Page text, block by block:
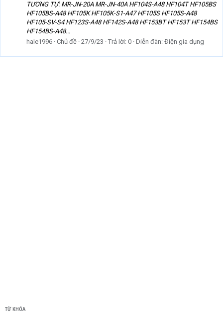
TƯƠNG TỰ: MR-JN-20A MR-JN-40A HF104S-A48 HF104T HF105BS
HF105BS-A48 HF105K HF105K-S1-A47 HF105S HF105S-A48
HF105-SV-S4 HF123S-A48 HF142S-A48 HF153BT HF153T HF154BS
HF154BS-A48...
hale1996 Chủ đề 27/9/23 Trả lời: 0 Diễn đàn: Điện gia dụng
TỪ KHÓA